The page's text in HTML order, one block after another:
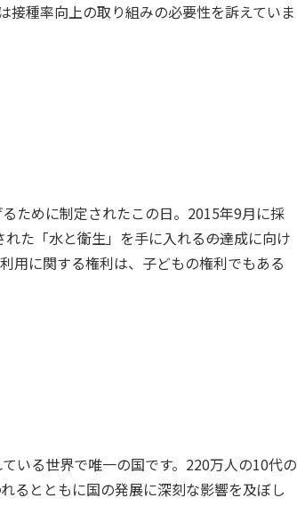
接種率向上の取り組みの必要性を訴えていま
ために制定されたこの日。2015年9月に採
た「水と衛生」を手に入れる――の達成に向け
用に関する権利は、子どもの権利でもある
いる世界で唯一の国です。220万人の10代の
るとともに国の発展に深刻な影響を及ぼし